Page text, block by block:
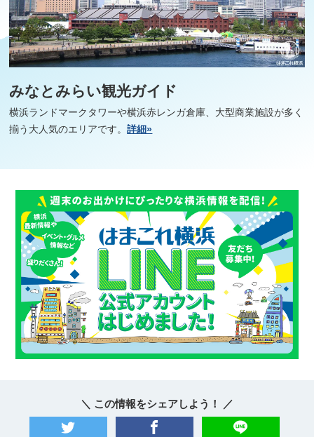
みなとみらい観光ガイド
横浜ランドマークタワーや横浜赤レンガ倉庫、大型商業施設が多く
揃う大人気のエリアです。詳細»
＼ この情報をシェアしよう！ ／